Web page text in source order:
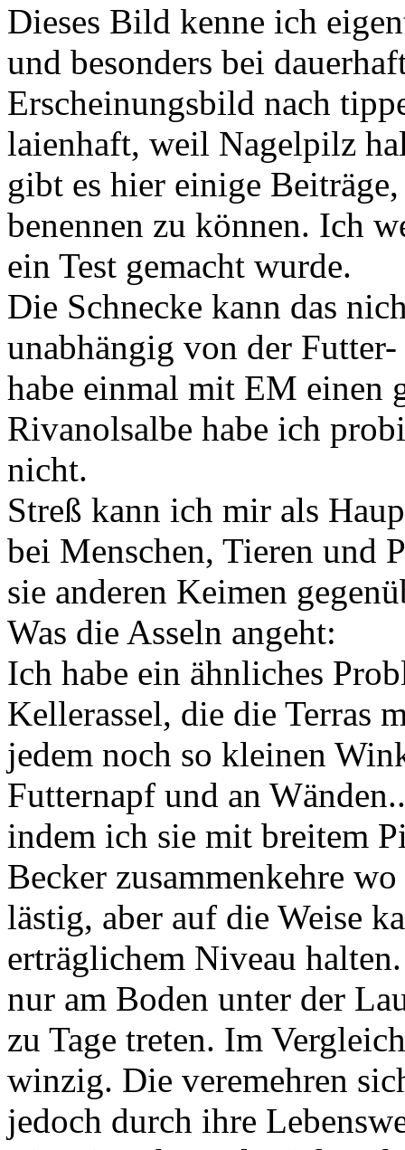
Dieses Bild kenne ich
und besonders bei
Erscheinungsbild nach
laienhaft, weil Nagelpilz
gibt es hier einige
benennen zu können. Ich
ein Test gemacht wurde.
Die Schnecke kann das
unabhängig von der
habe einmal mit EM einen
Rivanolsalbe habe ich
nicht.
Streß kann ich mir als
bei Menschen, Tieren und
sie anderen Keimen
Was die Asseln angeht:
Ich habe ein ähnliches
Kellerassel, die die Terras
jedem noch so kleinen
Futternapf und an
indem ich sie mit breitem
Becker zusammenkehre
lästig, aber auf die Weise
erträglichem Niveau
nur am Boden unter der
zu Tage treten. Im
winzig. Die veremehren
jedoch durch ihre